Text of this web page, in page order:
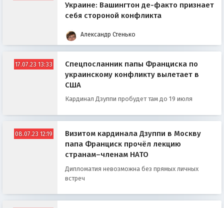
Украине: Вашингтон де-факто признает
себя стороной конфликта
Александр Стенько
17.07.23 13:33
Спецпосланник папы Франциска по
украинскому конфликту вылетает в
США
Кардинал Дзуппи пробудет там до 19 июля
08.07.23 12:19
Визитом кардинала Дзуппи в Москву
папа Франциск прочёл лекцию
странам–членам НАТО
Дипломатия невозможна без прямых личных
встреч